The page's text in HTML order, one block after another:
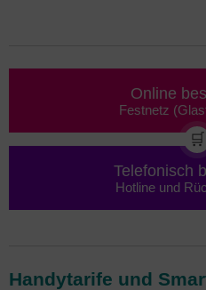
Online
Festnetz
🛒
Telefonisch
Hotline und
Handytarife und